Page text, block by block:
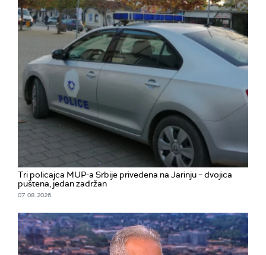
Tri policajca MUP-a Srbije privedena na Jarinju – dvojica
puštena, jedan zadržan
07. 08. 2026.